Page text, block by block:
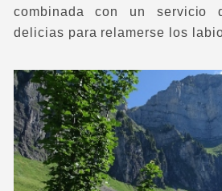
combinada con un servicio
delicias para relamerse los